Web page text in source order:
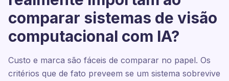
comparar sistemas de visão
computacional com IA?
Custo e marca são fáceis de comparar no papel. Os
critérios que de fato preveem se um sistema sobrevive